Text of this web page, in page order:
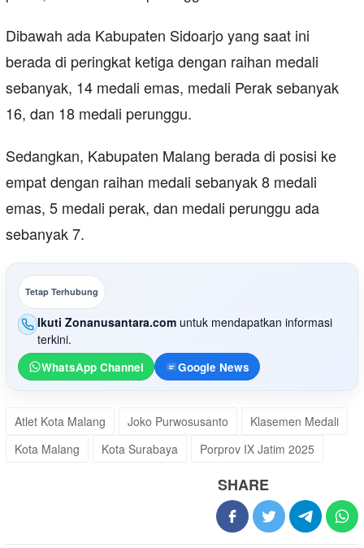
Dibawah ada Kabupaten Sidoarjo yang saat ini
berada di peringkat ketiga dengan raihan medali
sebanyak, 14 medali emas, medali Perak sebanyak
16, dan 18 medali perunggu.
Sedangkan, Kabupaten Malang berada di posisi ke
empat dengan raihan medali sebanyak 8 medali
emas, 5 medali perak, dan medali perunggu ada
sebanyak 7.
Tetap Terhubung
Ikuti Zonanusantara.com untuk mendapatkan informasi
terkini.
WhatsApp Channel Google News
Atlet Kota Malang Joko Purwosusanto
Klasemen Medali
Kota Malang
Kota Surabaya Porprov IX Jatim 2025
SHARE